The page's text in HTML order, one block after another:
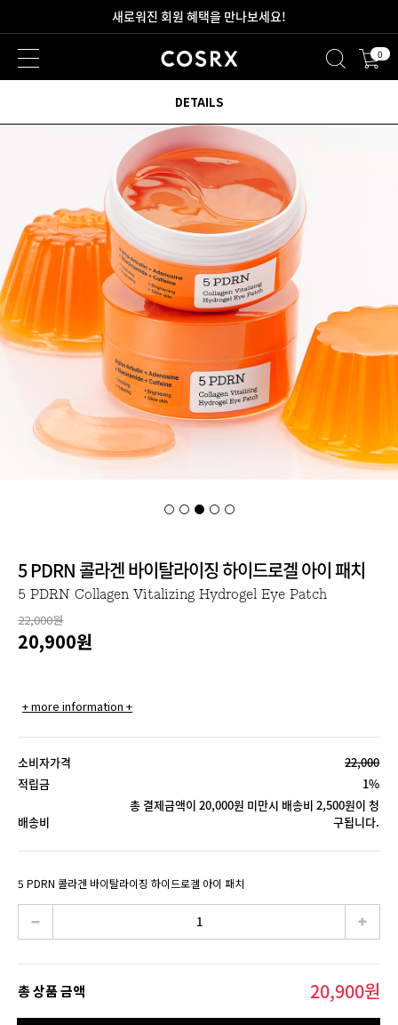
새로워진 회원 혜택을 만나보세요!
2만원 이상 무료 배송 0
5 PDRN 콜라겐 바이탈라이징 하이드로겔 아이 패치
5 PDRN Collagen Vitalizing Hydrogel Eye Patch
22,000원
20,900원
+ more information +
소비자가격
22,000
적립금
1%
배송비
총 결제금액이 20,000원 미만시 배송비 2,500원이 청
구됩니다.
5 PDRN 콜라겐 바이탈라이징 하이드로겔 아이 패치
총 상품 금액 20,900원
DETAILS